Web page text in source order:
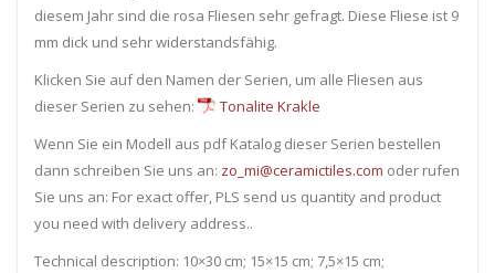
diesem Jahr sind die rosa Fliesen sehr gefragt. Diese Fliese ist 9
mm dick und sehr widerstandsfähig.
Klicken Sie auf den Namen der Serien, um alle Fliesen ​​aus
dieser Serien zu sehen:
Tonalite Krakle
Wenn Sie ein Modell aus pdf Katalog dieser Serien bestellen
dann schreiben Sie uns an: zo_mi@ceramictiles.com oder rufen
Sie uns an: For exact offer, PLS send us quantity and product
you need with delivery address..
Technical description: 10×30 cm; 15×15 cm; 7,5×15 cm;